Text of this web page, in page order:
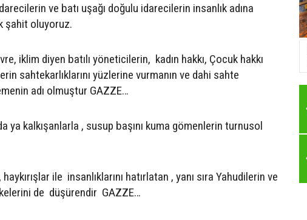
ve batı uşağı doğulu idarecilerin insanlık adına
şahit oluyoruz.
iklim diyen batılı yöneticilerin, kadın hakkı, Çocuk hakkı
sahtekarlıklarını yüzlerine vurmanın ve dahi sahte
adı olmuştur GAZZE…
ya kalkışanlarla , susup başını kuma gömenlerin turnusol
ile insanlıklarını hatırlatan , yanı sıra Yahudilerin ve
de düşürendir GAZZE…